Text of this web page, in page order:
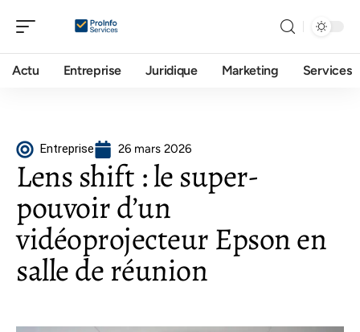
Actu Entreprise Juridique Marketing Services
Entreprise 26 mars 2026
Lens shift : le super-
pouvoir d’un
vidéoprojecteur Epson en
salle de réunion